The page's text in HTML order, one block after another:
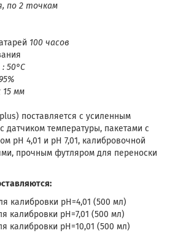
по 2 точкам
100 часов
: 50°C
15 мм
plus) поставляется с усиленным
датчиком температуры, пакетами с
pH 4,01 и pH 7,01, калибровочной
прочным футляром для переноски
калибровки рН=4,01 (500 мл)
калибровки рН=7,01 (500 мл)
калибровки рН=10,01 (500 мл)